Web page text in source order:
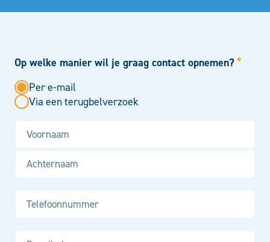
Op welke manier wil je graag contact opnemen?*
Per e-mail
Via een terugbelverzoek